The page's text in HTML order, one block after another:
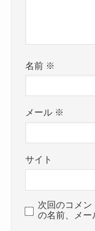
名前 ※
メール ※
サイト
次回のコメン
の名前、メー